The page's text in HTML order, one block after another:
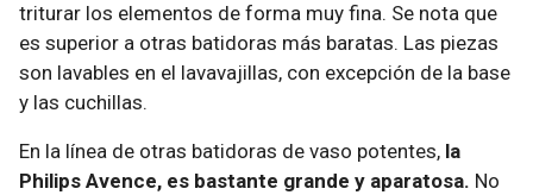
triturar los elementos de forma muy fina. Se nota que
es superior a otras batidoras más baratas. Las piezas
son lavables en el lavavajillas, con excepción de la base
y las cuchillas.
En la línea de otras batidoras de vaso potentes, la
Philips Avence, es bastante grande y aparatosa. No